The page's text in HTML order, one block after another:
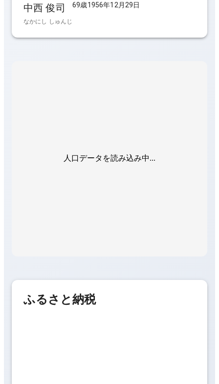
中西 俊司
なかにし しゅんじ
69歳1956年12月29日
人口データを読み込み中...
ふるさと納税